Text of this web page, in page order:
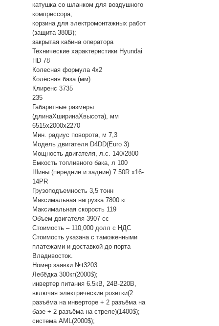
катушка со шланком для воздушного
компрессора;
корзина для электромонтажных работ
(защита 380В);
закрытая кабина оператора
Технические характеристики Hyundai
HD 78
Колесная формула 4x2
Колёсная база (мм)
Клиренс 3735
235
Габаритные размеры
(длинаХширинаХвысота), мм
6515х2000х2270
Мин. радиус поворота, м 7,3
Модель двигателя D4DD(Euro 3)
Мощность двигателя, л.с. 140/2800
Емкость топливного бака, л 100
Шины (передние и задние) 7.50R х16-
14PR
Грузоподъемность 3,5 тонн
Максимальная нагрузка 7800 кг
Максимальная скорость 119
Объем двигателя 3907 сс
Стоимость – 110,000 долл с НДС
Стоимость указана с таможенными
платежами и доставкой до порта
Владивосток.
Номер заявки №t3203.
Лебёдка 300кг(2000$);
инвертер питания 6.5кВ, 24В-220В,
включая электрические розетки(2
разъёма на инверторе + 2 разъёма на
базе + 2 разъёма на стреле)(1400$);
система AML(2000$);